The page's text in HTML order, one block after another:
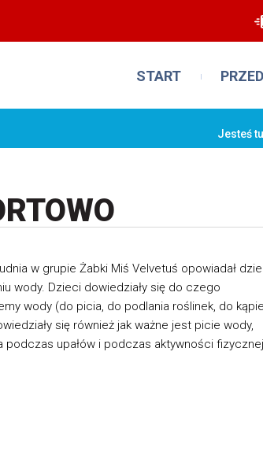
START
Jesteś
w grupie Żabki Miś Velvetuś opowiadał
wody. Dzieci dowiedziały się do czego
wody (do picia, do podlania roślinek, do
się również jak ważne jest picie wody,
podczas upałów i podczas aktywności